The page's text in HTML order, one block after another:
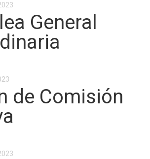
General
de Comisión